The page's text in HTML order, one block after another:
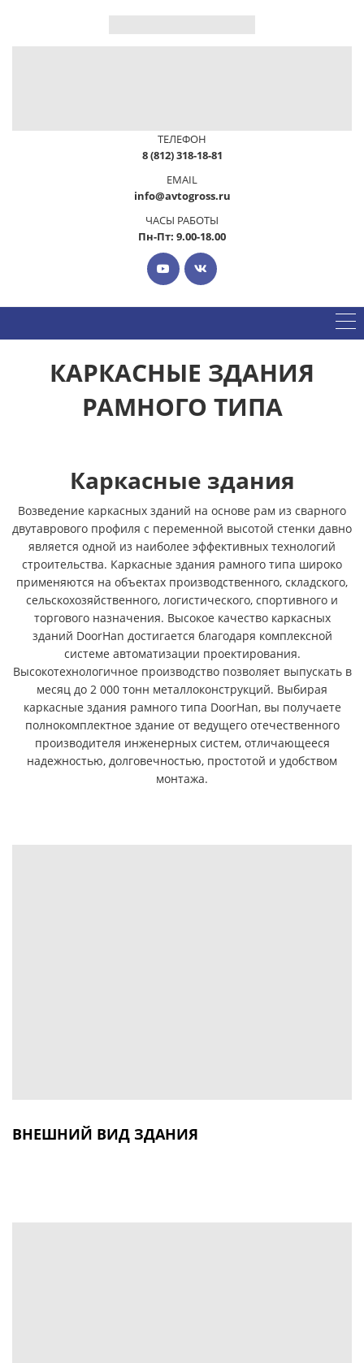
ТЕЛЕФОН
8 (812) 318-18-81
EMAIL
info@avtogross.ru
ЧАСЫ РАБОТЫ
Пн-Пт: 9.00-18.00
КАРКАСНЫЕ ЗДАНИЯ
РАМНОГО ТИПА
Каркасные здания
Возведение каркасных зданий на основе рам из сварного
двутаврового профиля с переменной высотой стенки давно
является одной из наиболее эффективных технологий
строительства. Каркасные здания рамного типа широко
применяются на объектах производственного, складского,
сельскохозяйственного, логистического, спортивного и
торгового назначения. Высокое качество каркасных
зданий DoorHan достигается благодаря комплексной
системе автоматизации проектирования.
Высокотехнологичное производство позволяет выпускать в
месяц до 2 000 тонн металлоконструкций. Выбирая
каркасные здания рамного типа DoorHan, вы получаете
полнокомплектное здание от ведущего отечественного
производителя инженерных систем, отличающееся
надежностью, долговечностью, простотой и удобством
монтажа.
ВНЕШНИЙ ВИД ЗДАНИЯ